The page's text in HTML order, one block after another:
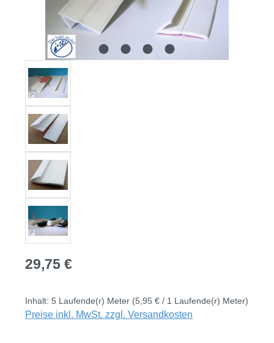
Regulärer Preis:
29,75 €
Inhalt: 5 Laufende(r) Meter (5,95 € / 1 Laufende(r) Meter)
Preise inkl. MwSt. zzgl. Versandkosten